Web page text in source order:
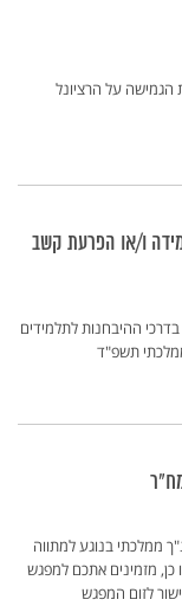
הגמישה על הרציונל
ו/או הפרעת קשב
ההיבחנות לתלמידים
תשפ"ד
ממלכתי בנוגע למתווה
מזמינים אתכם למפגש